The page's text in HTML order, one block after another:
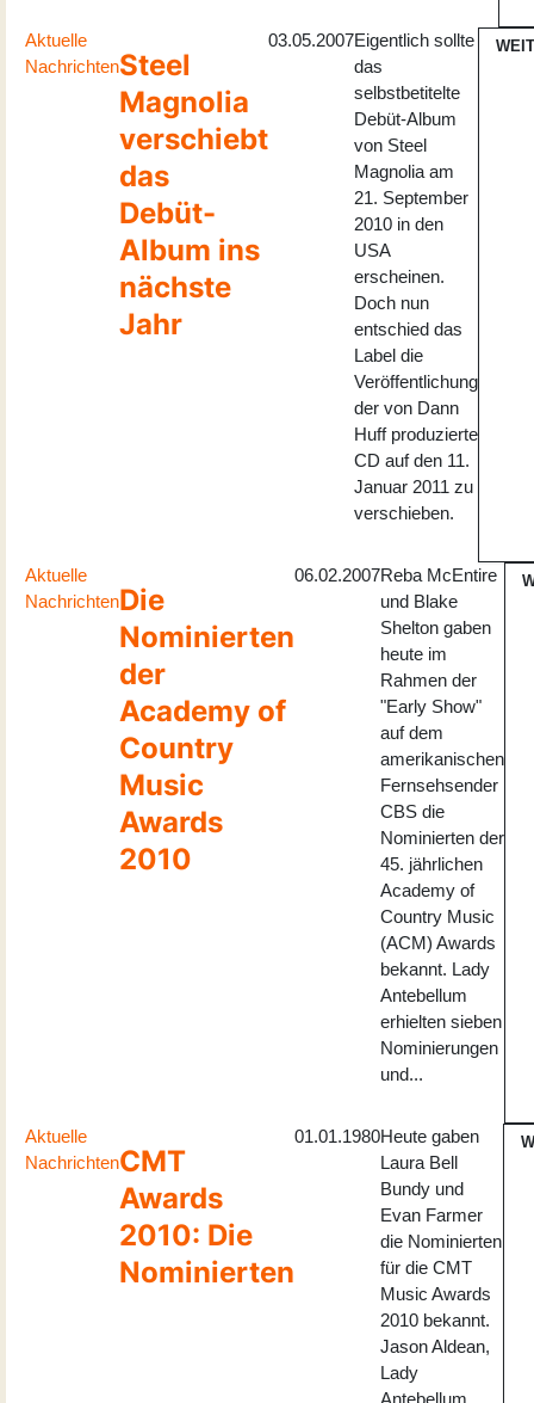
Aktuelle
NachrichtenSteel
Magnolia
verschiebt
das
Debüt-
Album ins
nächste
Jahr
03.05.2007Eigentlich sollte
das
selbstbetitelte
Debüt-Album
von Steel
Magnolia am
21. September
2010 in den
USA
erscheinen.
Doch nun
entschied das
Label die
Veröffentlichung
der von Dann
Huff produzierte
CD auf den 11.
Januar 2011 zu
verschieben.
Aktuelle
NachrichtenDie
Nominierten
der
Academy of
Country
Music
Awards
2010
06.02.2007Reba McEntire
und Blake
Shelton gaben
heute im
Rahmen der
"Early Show"
auf dem
amerikanischen
Fernsehsender
CBS die
Nominierten der
45. jährlichen
Academy of
Country Music
(ACM) Awards
bekannt. Lady
Antebellum
erhielten sieben
Nominierungen
und...
Aktuelle
NachrichtenCMT
Awards
2010: Die
Nominierten
01.01.1980Heute gaben
Laura Bell
Bundy und
Evan Farmer
die Nominierten
für die CMT
Music Awards
2010 bekannt.
Jason Aldean,
Lady